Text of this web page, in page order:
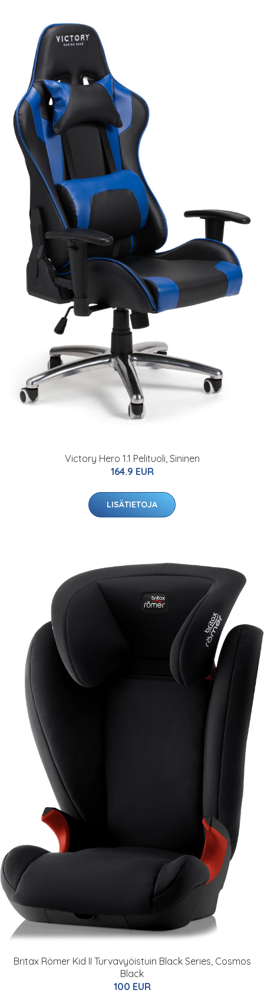
Victory Hero 1.1 Pelituoli, Sininen
164.9 EUR
LISÄTIETOJA
Britax Römer Kid II Turvavyöistuin Black Series, Cosmos
Black
100 EUR